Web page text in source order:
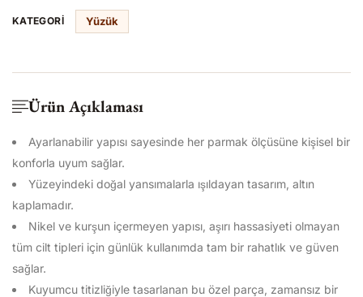
KATEGORI Yüzük
Ürün Açıklaması
Ayarlanabilir yapısı sayesinde her parmak ölçüsüne kişisel bir
konforla uyum sağlar.
Yüzeyindeki doğal yansımalarla ışıldayan tasarım, altın
kaplamadır.
Nikel ve kurşun içermeyen yapısı, aşırı hassasiyeti olmayan
tüm cilt tipleri için günlük kullanımda tam bir rahatlık ve güven
sağlar.
Kuyumcu titizliğiyle tasarlanan bu özel parça, zamansız bir